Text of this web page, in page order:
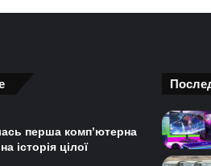
перша комп’ютерна
історія цілої